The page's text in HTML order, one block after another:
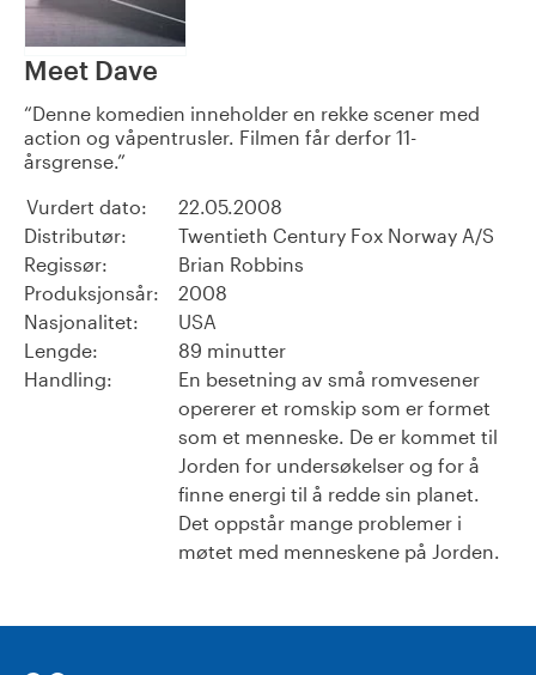
Meet Dave
Denne komedien inneholder en rekke scener med
action og våpentrusler. Filmen får derfor 11-
årsgrense.
Vurdert dato:
22.05.2008
Distributør:
Twentieth Century Fox Norway A/S
Regissør:
Brian Robbins
Produksjonsår:
2008
Nasjonalitet:
USA
Lengde:
89 minutter
Handling:
En besetning av små romvesener
opererer et romskip som er formet
som et menneske. De er kommet til
Jorden for undersøkelser og for å
finne energi til å redde sin planet.
Det oppstår mange problemer i
møtet med menneskene på Jorden.